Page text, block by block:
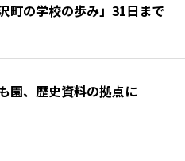
町の学校の歩み」31日まで
園、歴史資料の拠点に